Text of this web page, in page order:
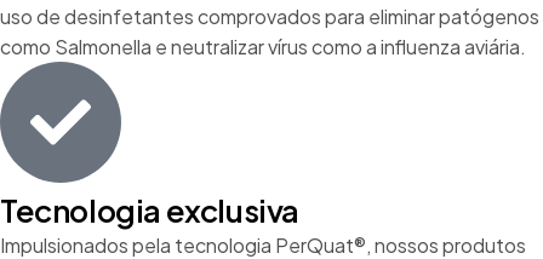
uso de desinfetantes comprovados para eliminar patógenos
como Salmonella e neutralizar vírus como a influenza aviária.
Tecnologia exclusiva
Impulsionados pela tecnologia PerQuat®, nossos produtos